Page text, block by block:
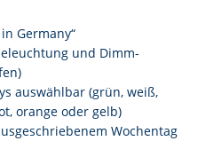
Germany“
und Dimm-
auswählbar (grün, weiß,
orange oder gelb)
Wochentag